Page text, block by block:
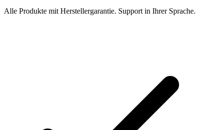
Alle Produkte mit Herstellergarantie. Support in Ihrer Sprache.